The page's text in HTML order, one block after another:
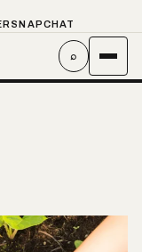
SNAPCHAT
⌕